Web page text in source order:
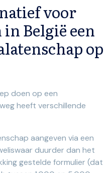
voor
België een
op
doen op een
heeft verschillende
aangeven via een
duurder dan het
gestelde formulier (dat